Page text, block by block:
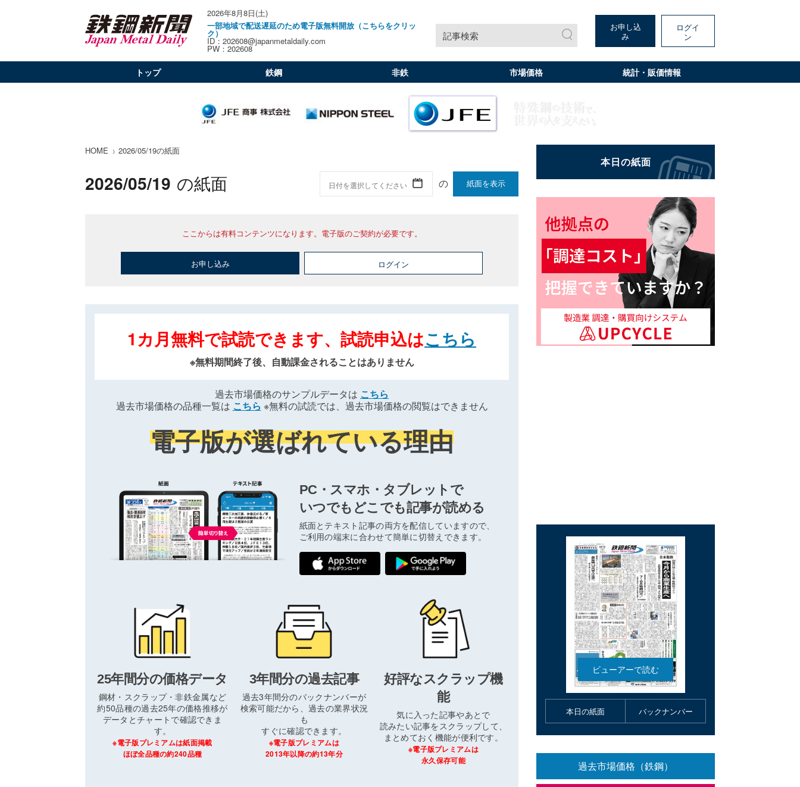
2026年8月8日(土)
一部地域で配送遅延のため電子版無料開放（こちらをクリッ
ク）
ID：202608@japanmetaldaily.com
PW：202608
記事検索
お申し込
み
ログイ
ン
トップ 鉄鋼 非鉄 市場価格 統計・販価情報
HOME 2026/05/19の紙面
2026/05/19 の紙面 紙面を表示
ここからは有料コンテンツになります。電子版のご契約が必要です。
お申し込み ログイン
1カ月無料で試読できます、試読申込はこちら
※無料期間終了後、自動課金されることはありません
過去市場価格のサンプルデータは こちら
過去市場価格の品種一覧は こちら ※無料の試読では、過去市場価格の閲覧はできません
電子版が選ばれている理由
PC・スマホ・タブレットで
いつでもどこでも記事が読める
紙面とテキスト記事の両方を配信していますので、
ご利用の端末に合わせて簡単に切替えできます。
25年間分の価格データ
鋼材・スクラップ・非鉄金属など
約50品種の過去25年の価格推移が
データとチャートで確認できま
す。
※電子版プレミアムは紙面掲載
ほぼ全品種の約240品種
3年間分の過去記事
過去3年間分のバックナンバーが
検索可能だから、過去の業界状況
も
すぐに確認できます。
※電子版プレミアムは
2013年以降の約13年分
好評なスクラップ機
能
気に入った記事やあとで
読みたい記事をスクラップして、
まとめておく機能が便利です。
※電子版プレミアムは
永久保存可能
本日の紙面 バックナンバー
過去市場価格（鉄鋼）